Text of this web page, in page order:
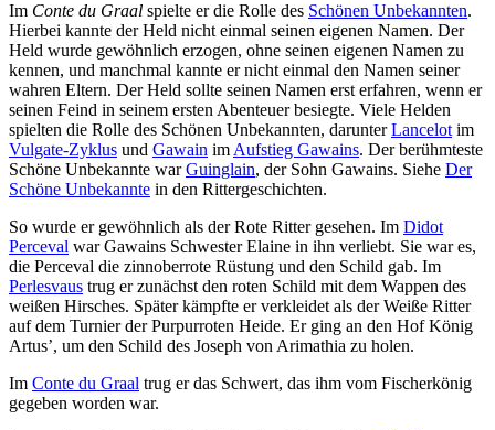
Im Conte du Graal spielte er die Rolle des Schönen Unbekannten.
Hierbei kannte der Held nicht einmal seinen eigenen Namen. Der
Held wurde gewöhnlich erzogen, ohne seinen eigenen Namen zu
kennen, und manchmal kannte er nicht einmal den Namen seiner
wahren Eltern. Der Held sollte seinen Namen erst erfahren, wenn er
seinen Feind in seinem ersten Abenteuer besiegte. Viele Helden
spielten die Rolle des Schönen Unbekannten, darunterLancelotim
Vulgate-Zyklus und Gawain imAufstieg Gawains. Der berühmteste
Schöne Unbekannte warGuinglain, der Sohn Gawains. Siehe Der
Schöne Unbekannte in den Rittergeschichten.
So wurde er gewöhnlich als der Rote Ritter gesehen. Im Didot
Perceval war Gawains Schwester Elaine in ihn verliebt. Sie war es,
die Perceval die zinnoberrote Rüstung und den Schild gab. Im
Perlesvaus trug er zunächst den roten Schild mit dem Wappen des
weißen Hirsches. Später kämpfte er verkleidet als der Weiße Ritter
auf dem Turnier der Purpurroten Heide. Er ging an den Hof König
Artus’, um den Schild des Joseph von Arimathia zu holen.
Im Conte du Graal trug er das Schwert, das ihm vom Fischerkönig
gegeben worden war.